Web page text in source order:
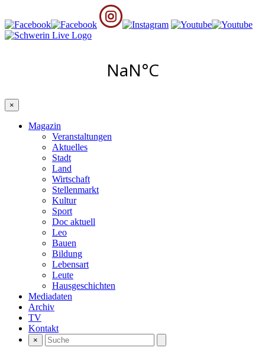
×
Magazin
Veranstaltungen
Aktuelles
Stadt
Land
Wirtschaft
Stellenmarkt
Kultur
Sport
Doc aktuell
Leo
Bauen
Bildung
Lebensart
Leute
Hausgeschichten
Mediadaten
Archiv
TV
Kontakt
×